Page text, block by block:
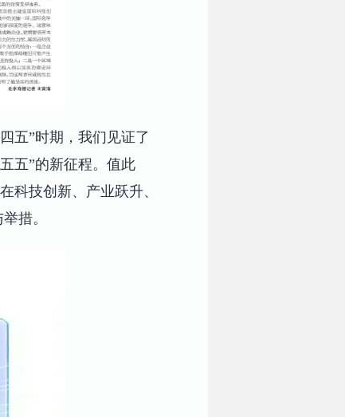
五”时期，我们见证了
五”的新征程。值此
科技创新、产业跃升、
措。